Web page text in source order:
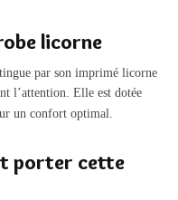
licorne
par son imprimé licorne
l’attention. Elle est dotée
un confort optimal.
porter cette